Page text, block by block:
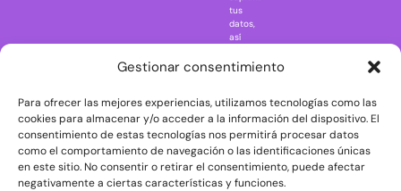
Gestionar consentimiento
Para ofrecer las mejores experiencias, utilizamos tecnologías como las
cookies para almacenar y/o acceder a la información del dispositivo. El
consentimiento de estas tecnologías nos permitirá procesar datos
como el comportamiento de navegación o las identificaciones únicas
en este sitio. No consentir o retirar el consentimiento, puede afectar
negativamente a ciertas características y funciones.
Rick and
The Big Bang
Theory
The Blues
Brothers
tus
datos,
así
ejercer
consultando
la
información
adicional
y
detallada
sobre